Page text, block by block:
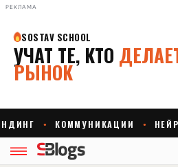
РЕКЛАМА